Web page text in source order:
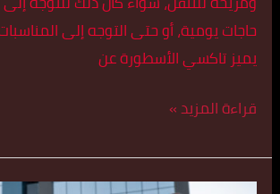
حاجات يومية، أو حتى التوجه إلى
يميز تاكسي الأسطورة عن
قراءة المزيد »